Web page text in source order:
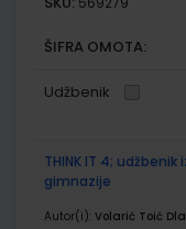
ŠIFRA OMOTA:
Udžbenik
THINK IT 4;
gimnazije
Autor(i): Volarić Toić